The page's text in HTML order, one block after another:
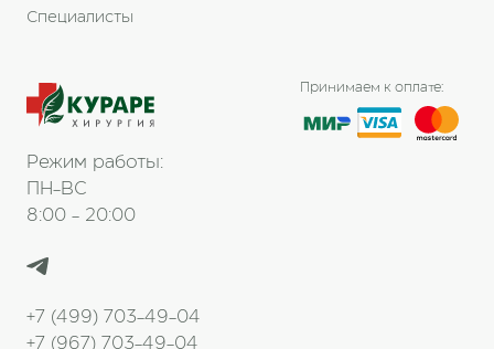
Режим работы:
ПН-ВС
8:00 - 20:00
+7 (499) 703-49-04
+7 (967) 703-49-04
Принимаем к оплате:
Специалисты